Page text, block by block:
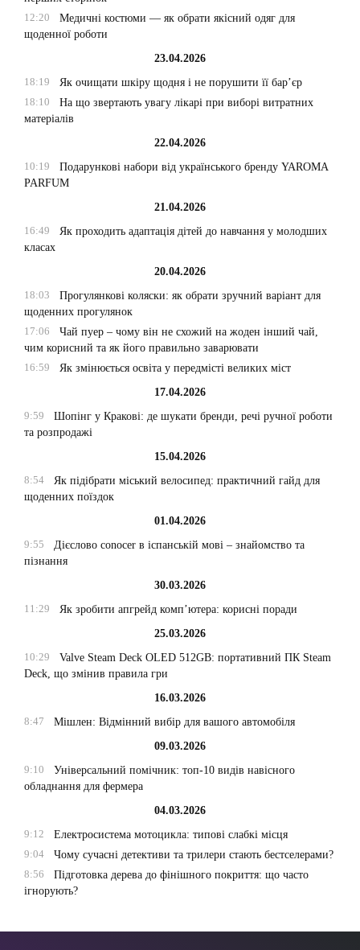
12:20
Медичні костюми — як обрати якісний одяг для
щоденної роботи
23.04.2026
18:19
Як очищати шкіру щодня і не порушити її бар’єр
18:10
На що звертають увагу лікарі при виборі витратних
матеріалів
22.04.2026
10:19
Подарункові набори від українського бренду YAROMA
PARFUM
21.04.2026
16:49
Як проходить адаптація дітей до навчання у молодших
класах
20.04.2026
18:03
Прогулянкові коляски: як обрати зручний варіант для
щоденних прогулянок
17:06
Чай пуер – чому він не схожий на жоден інший чай,
чим корисний та як його правильно заварювати
16:59
Як змінюється освіта у передмісті великих міст
17.04.2026
9:59
Шопінг у Кракові: де шукати бренди, речі ручної роботи
та розпродажі
15.04.2026
8:54
Як підібрати міський велосипед: практичний гайд для
щоденних поїздок
01.04.2026
9:55
Дієслово conocer в іспанській мові – знайомство та
пізнання
30.03.2026
11:29
Як зробити апгрейд комп’ютера: корисні поради
25.03.2026
10:29
Valve Steam Deck OLED 512GB: портативний ПК Steam
Deck, що змінив правила гри
16.03.2026
8:47
Мішлен: Відмінний вибір для вашого автомобіля
09.03.2026
9:10
Універсальний помічник: топ-10 видів навісного
обладнання для фермера
04.03.2026
9:12
Електросистема мотоцикла: типові слабкі місця
9:04
Чому сучасні детективи та трилери стають бестселерами?
8:56
Підготовка дерева до фінішного покриття: що часто
ігнорують?